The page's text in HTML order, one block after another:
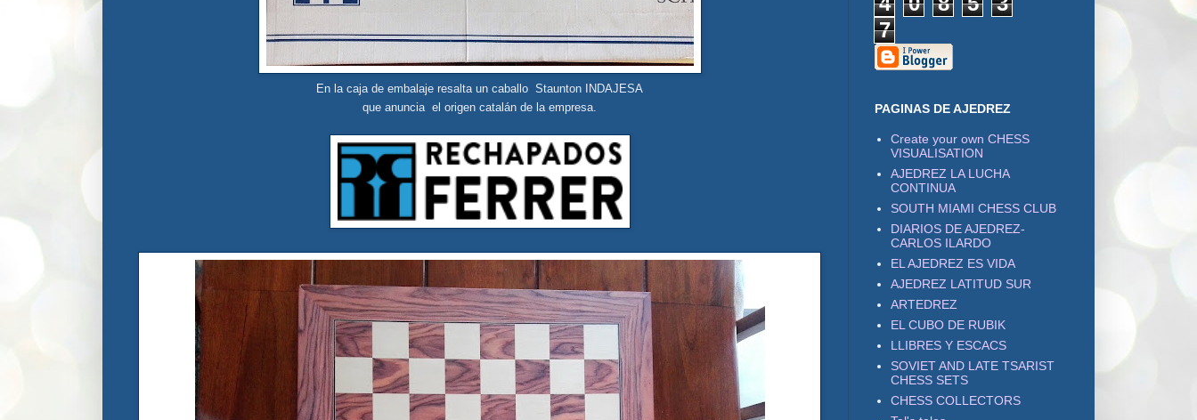
En la caja de embalaje resalta un caballo Staunton INDAJESA
que anuncia el origen catalán de la empresa.
7
PAGINAS DE AJEDREZ
Create your own CHESS
VISUALISATION
AJEDREZ LA LUCHA
CONTINUA
SOUTH MIAMI CHESS CLUB
DIARIOS DE AJEDREZ-
CARLOS ILARDO
EL AJEDREZ ES VIDA
AJEDREZ LATITUD SUR
ARTEDREZ
EL CUBO DE RUBIK
LLIBRES Y ESCACS
SOVIET AND LATE TSARIST
CHESS SETS
CHESS COLLECTORS